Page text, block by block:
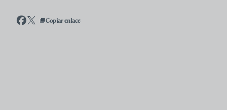
Copiar enlace